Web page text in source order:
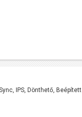
IPS, Dönthető, Beépített